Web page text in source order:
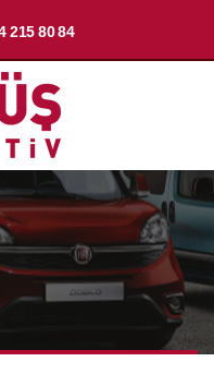
215 80 84